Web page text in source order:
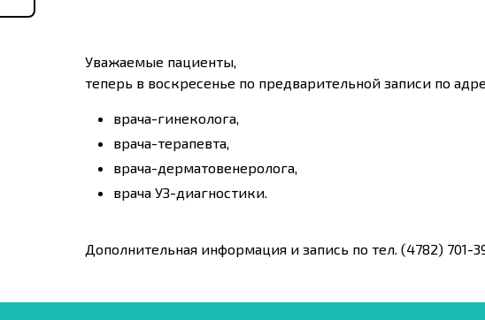
Уважаемые пациенты,
теперь в воскресенье по предварительной записи по
врача-гинеколога,
врача-терапевта,
врача-дерматовенеролога,
врача УЗ-диагностики.
Дополнительная информация и запись по тел. (4782) 701-